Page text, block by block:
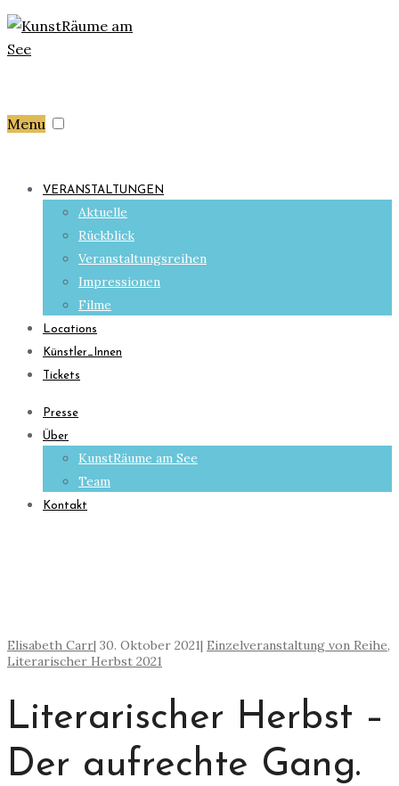
Menu
VERANSTALTUNGEN
Aktuelle
Rückblick
Veranstaltungsreihen
Impressionen
Filme
Locations
Künstler_Innen
Tickets
Presse
Über
KunstRäume am See
Team
Kontakt
Elisabeth Carr| 30. Oktober 2021| Einzelveranstaltung von Reihe,
Literarischer Herbst 2021
Literarischer Herbst –
Der aufrechte Gang.